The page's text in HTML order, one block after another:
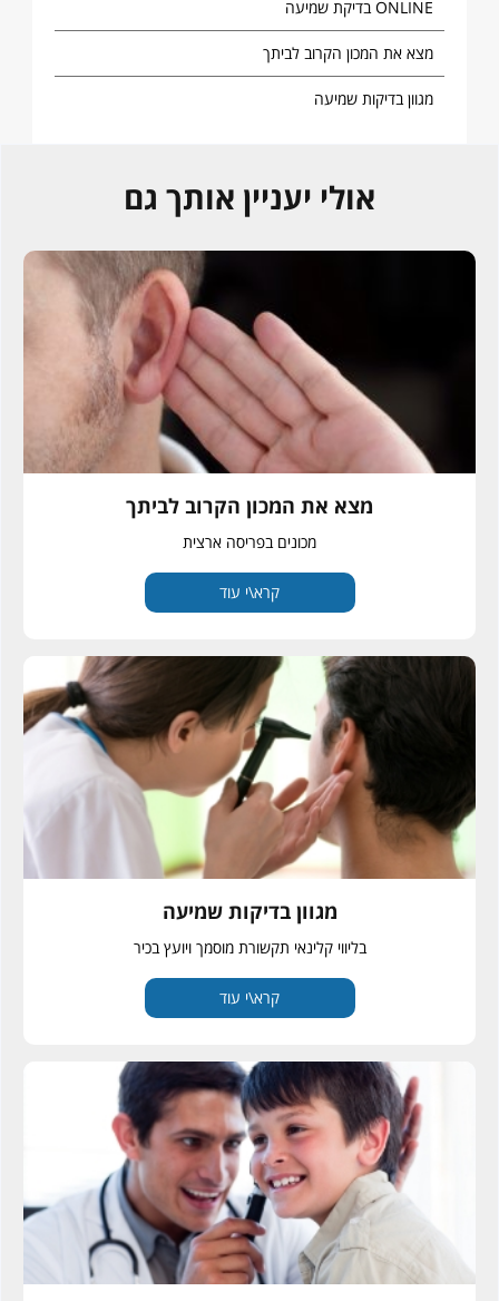
ONLINE בדיקת שמיעה
מצא את המכון הקרוב לביתך
מגוון בדיקות שמיעה
אולי יעניין אותך גם
מצא את המכון הקרוב לביתך
מכונים בפריסה ארצית
קרא\י עוד
מגוון בדיקות שמיעה
בליווי קלינאי תקשורת מוסמך ויועץ בכיר
קרא\י עוד